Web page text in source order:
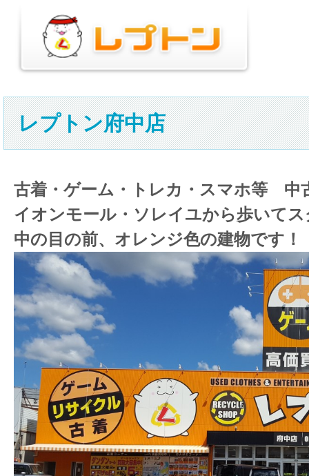
レプトン府中店
古着・ゲーム・トレカ・スマホ等 中
イオンモール・ソレイユから歩いて
中の目の前、オレンジ色の建物です！